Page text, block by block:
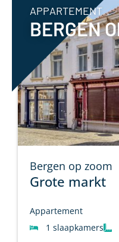
APPARTEMENT
BERGEN
Bergen op zoom
Grote markt
Appartement
1 slaapkamers